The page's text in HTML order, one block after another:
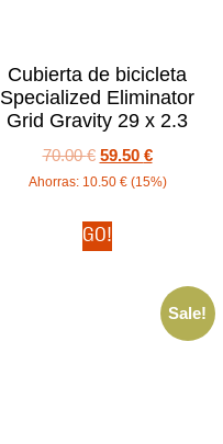
Cubierta de bicicleta
Specialized Eliminator
Grid Gravity 29 x 2.3
70.00€ 59.50 €
Ahorras: 10.50 € (15%)
GO!
Sale!